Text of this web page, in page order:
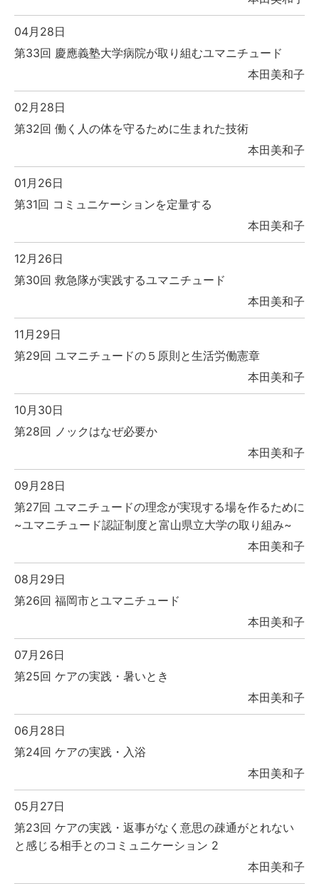
04月28日
第33回 慶應義塾大学病院が取り組むユマニチュード
本田美和子
02月28日
第32回 働く人の体を守るために生まれた技術
本田美和子
01月26日
第31回 コミュニケーションを定量する
本田美和子
12月26日
第30回 救急隊が実践するユマニチュード
本田美和子
11月29日
第29回 ユマニチュードの５原則と生活労働憲章
本田美和子
10月30日
第28回 ノックはなぜ必要か
本田美和子
09月28日
第27回 ユマニチュードの理念が実現する場を作るために
~ユマニチュード認証制度と富山県立大学の取り組み~
本田美和子
08月29日
第26回 福岡市とユマニチュード
本田美和子
07月26日
第25回 ケアの実践・暑いとき
本田美和子
06月28日
第24回 ケアの実践・入浴
本田美和子
05月27日
第23回 ケアの実践・返事がなく意思の疎通がとれない
と感じる相手とのコミュニケーション 2
本田美和子